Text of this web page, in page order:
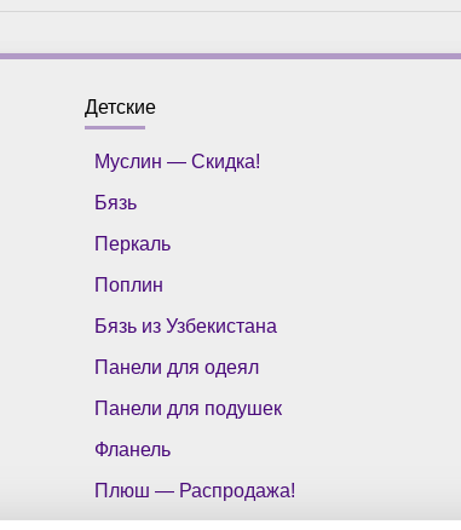
Детские
Муслин — Скидка!
Бязь
Перкаль
Поплин
Бязь из Узбекистана
Панели для одеял
Панели для подушек
Фланель
Плюш — Распродажа!